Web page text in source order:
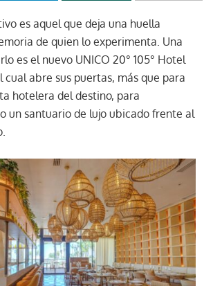
es aquel que deja una huella
de quien lo experimenta. Una
es el nuevo UNICO 20° 105° Hotel
cual abre sus puertas, más que para
hotelera del destino, para
un santuario de lujo ubicado frente al